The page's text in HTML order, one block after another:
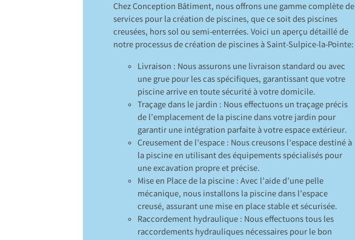
Chez Conception Bâtiment, nous offrons une gamme complète de
services pour la création de piscines, que ce soit des piscines
creusées, hors sol ou semi-enterrées. Voici un aperçu détaillé de
notre processus de création de piscines à Saint-Sulpice-la-Pointe:
Livraison : Nous assurons une livraison standard ou avec
une grue pour les cas spécifiques, garantissant que votre
piscine arrive en toute sécurité à votre domicile.
Traçage dans le jardin : Nous effectuons un traçage précis
de l’emplacement de la piscine dans votre jardin pour
garantir une intégration parfaite à votre espace extérieur.
Creusement de l’espace : Nous creusons l’espace destiné à
la piscine en utilisant des équipements spécialisés pour
une excavation propre et précise.
Mise en Place de la piscine : Avec l’aide d’une pelle
mécanique, nous installons la piscine dans l’espace
creusé, assurant une mise en place stable et sécurisée.
Raccordement hydraulique : Nous effectuons tous les
raccordements hydrauliques nécessaires pour le bon